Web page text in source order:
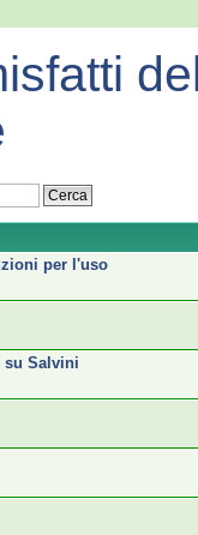
per l'uso
Salvini